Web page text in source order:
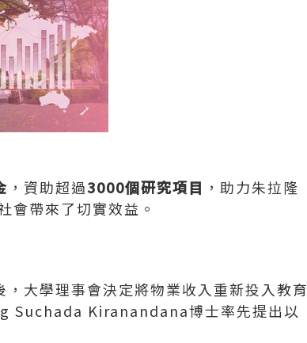
，資助超過3000個研究項目 ，助力朱拉隆
會帶來了切實效益。
大學理事會決定將物業收入重新投入教育
Suchada Kiranandana博士率先提出以